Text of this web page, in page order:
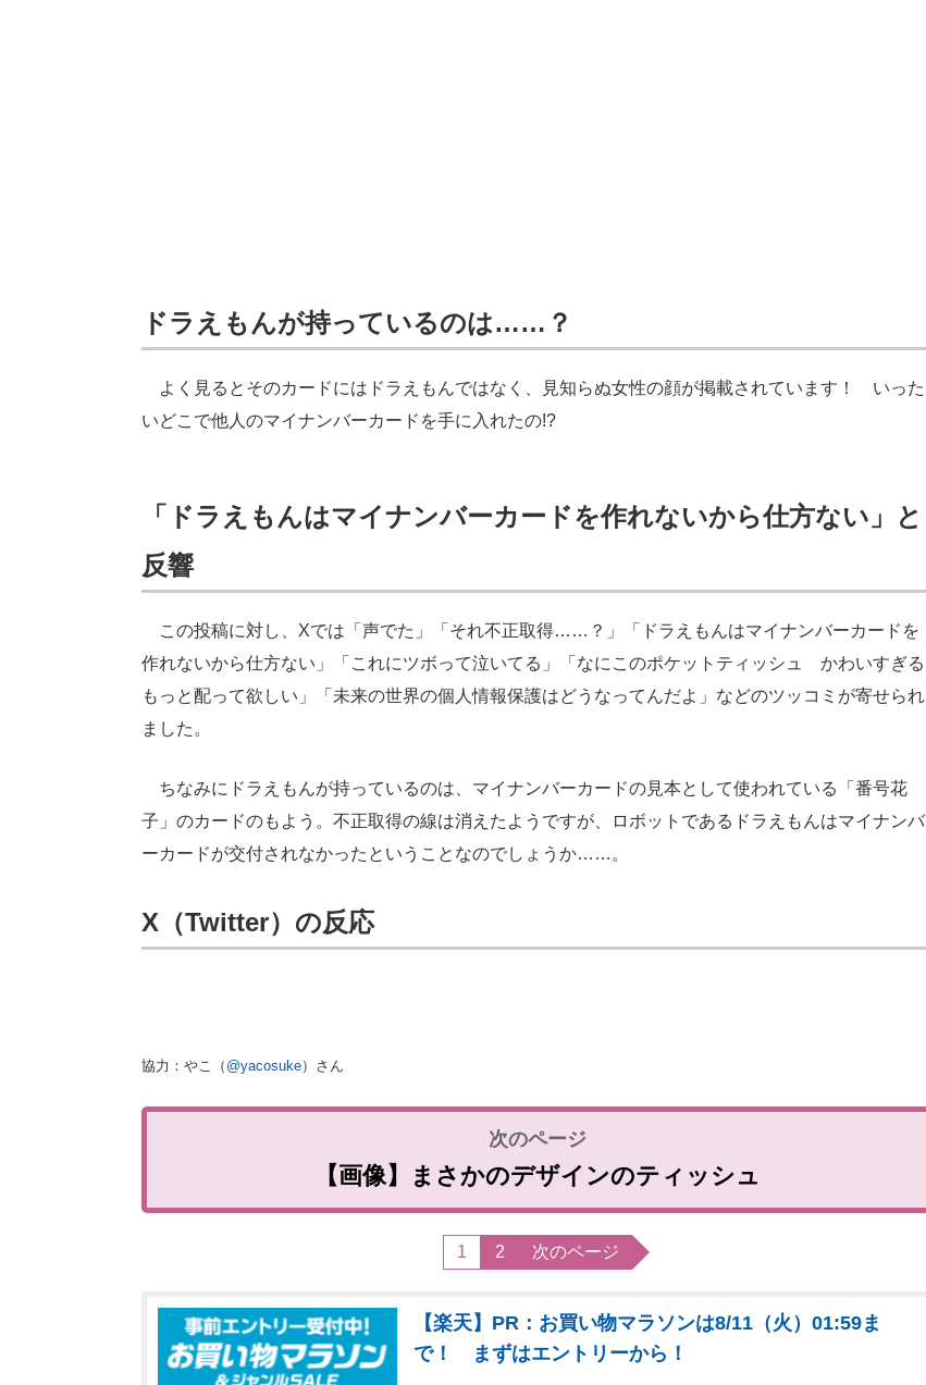
ドラえもんが持っているのは……？
よく見るとそのカードにはドラえもんではなく、見知らぬ女性の顔が掲載されています！ いった
いどこで他人のマイナンバーカードを手に入れたの!?
「ドラえもんはマイナンバーカードを作れないから仕方ない」と
反響
この投稿に対し、Xでは「声でた」「それ不正取得……？」「ドラえもんはマイナンバーカードを
作れないから仕方ない」「これにツボって泣いてる」「なにこのポケットティッシュ かわいすぎる
もっと配って欲しい」「未来の世界の個人情報保護はどうなってんだよ」などのツッコミが寄せられ
ました。
ちなみにドラえもんが持っているのは、マイナンバーカードの見本として使われている「番号花
子」のカードのもよう。不正取得の線は消えたようですが、ロボットであるドラえもんはマイナンバ
ーカードが交付されなかったということなのでしょうか……。
X（Twitter）の反応
協力：やこ（ @yacosuke）さん
【画像】まさかのデザインのティッシュ
1 2 次のページ
【楽天】PR：お買い物マラソンは8/11（火）01:59ま
で！ まずはエントリーから！